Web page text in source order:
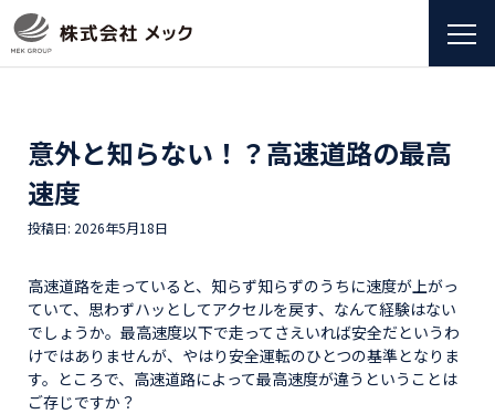
意外と知らない！？高速道路の最高
速度
投稿日: 2026年5月18日
高速道路を走っていると、知らず知らずのうちに速度が上がっ
ていて、思わずハッとしてアクセルを戻す、なんて経験はない
でしょうか。最高速度以下で走ってさえいれば安全だというわ
けではありませんが、やはり安全運転のひとつの基準となりま
す。ところで、高速道路によって最高速度が違うということは
ご存じですか？